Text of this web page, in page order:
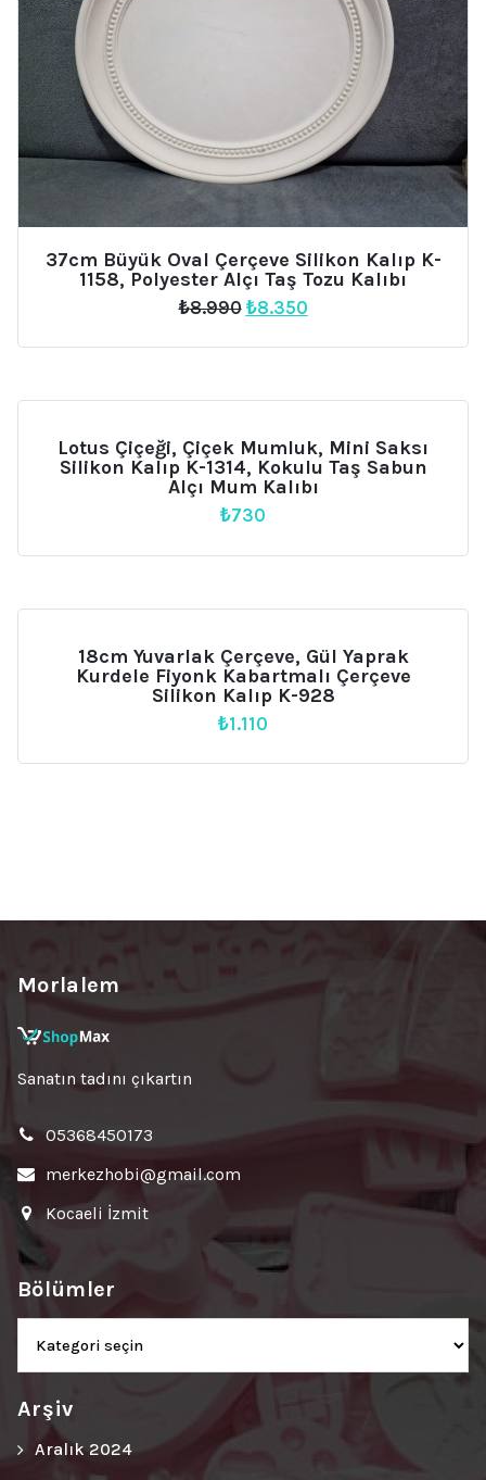
37cm Büyük Oval Çerçeve Silikon Kalıp K-
1158, Polyester Alçı Taş Tozu Kalıbı
₺8.990 Orijinal
₺8.990.
₺8.350Şu
fiyat:
Lotus Çiçeği, Çiçek Mumluk, Mini Saksı
Silikon Kalıp K-1314, Kokulu Taş Sabun
Alçı Mum Kalıbı
₺730
18cm Yuvarlak Çerçeve, Gül Yaprak
Kurdele Fiyonk Kabartmalı Çerçeve
Silikon Kalıp K-928
₺1.110
Morlalem
Sanatın tadını çıkartın
05368450173
merkezhobi@gmail.com
Kocaeli İzmit
Bölümler
Bölümler
Arşiv
Aralık 2024